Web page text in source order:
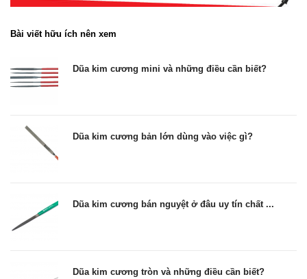
Bài viết hữu ích nên xem
Dũa kim cương mini và những điều cần biết?
Dũa kim cương bản lớn dùng vào việc gì?
Dũa kim cương bán nguyệt ở đâu uy tín chất ...
Dũa kim cương tròn và những điều cần biết?